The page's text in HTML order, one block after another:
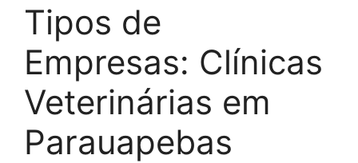
Tipos de
Empresas: Clínicas
Veterinárias em
Parauapebas